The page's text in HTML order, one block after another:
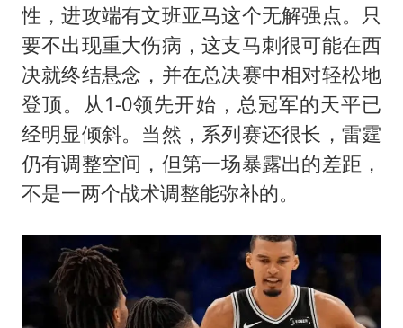
性，进攻端有文班亚马这个无解强点。只
要不出现重大伤病，这支马刺很可能在西
决就终结悬念，并在总决赛中相对轻松地
登顶。从1-0领先开始，总冠军的天平已
经明显倾斜。当然，系列赛还很长，雷霆
仍有调整空间，但第一场暴露出的差距，
不是一两个战术调整能弥补的。